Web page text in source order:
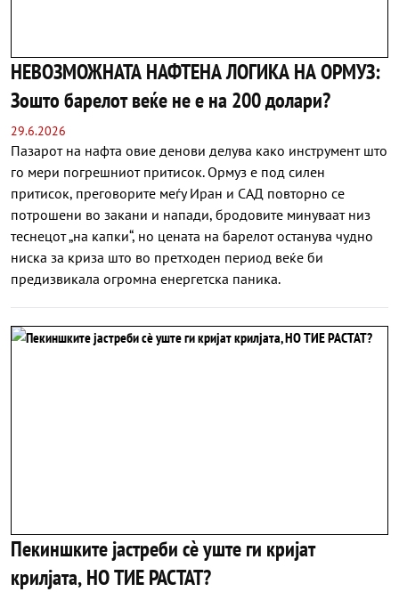
НЕВОЗМОЖНАТА НАФТЕНА ЛОГИКА НА ОРМУЗ:
Зошто барелот веќе не е на 200 долари?
29.6.2026
Пазарот на нафта овие денови делува како инструмент што
го мери погрешниот притисок. Ормуз е под силен
притисок, преговорите меѓу Иран и САД повторно се
потрошени во закани и напади, бродовите минуваат низ
теснецот „на капки“, но цената на барелот останува чудно
ниска за криза што во претходен период веќе би
предизвикала огромна енергетска паника.
Пекиншките јастреби сè уште ги кријат
крилјата, НО ТИЕ РАСТАТ?